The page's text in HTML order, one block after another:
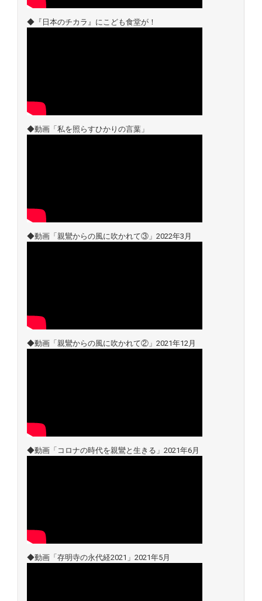
◆『日本のチカラ』にこども食堂が！
◆動画「私を照らすひかりの言葉」
◆動画「親鸞からの風に吹かれて③」2022年3月
◆動画「親鸞からの風に吹かれて②」2021年12月
◆動画「コロナの時代を親鸞と生きる」2021年6月
◆動画「存明寺の永代経2021」2021年5月